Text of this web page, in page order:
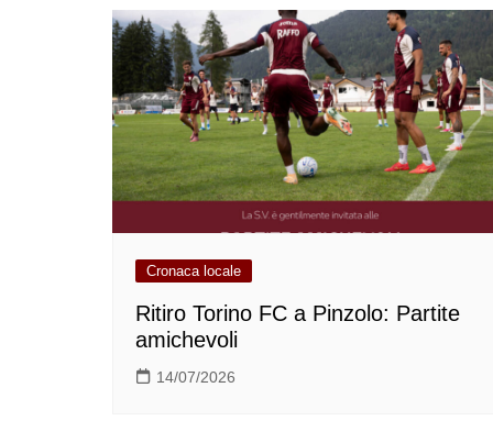
Cronaca locale
Ritiro Torino FC a Pinzolo: Partite
amichevoli
14/07/2026